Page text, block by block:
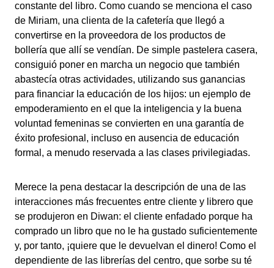
constante del libro. Como cuando se menciona el caso
de Miriam, una clienta de la cafetería que llegó a
convertirse en la proveedora de los productos de
bollería que allí se vendían. De simple pastelera casera,
consiguió poner en marcha un negocio que también
abastecía otras actividades, utilizando sus ganancias
para financiar la educación de los hijos: un ejemplo de
empoderamiento en el que la inteligencia y la buena
voluntad femeninas se convierten en una garantía de
éxito profesional, incluso en ausencia de educación
formal, a menudo reservada a las clases privilegiadas.
Merece la pena destacar la descripción de una de las
interacciones más frecuentes entre cliente y librero que
se produjeron en Diwan: el cliente enfadado porque ha
comprado un libro que no le ha gustado suficientemente
y, por tanto, ¡quiere que le devuelvan el dinero! Como el
dependiente de las librerías del centro, que sorbe su té